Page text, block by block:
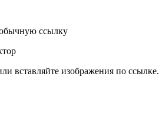
ссылку
вставляйте изображения по ссылке.